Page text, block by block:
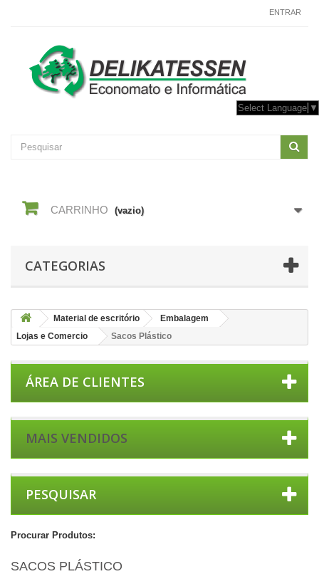
ENTRAR
Select Language ▼
CARRINHO (vazio)
CATEGORIAS
Material de escritório
Embalagem
Lojas e Comercio
Sacos Plástico
ÁREA DE CLIENTES
MAIS VENDIDOS
PESQUISAR
Procurar Produtos:
SACOS PLÁSTICO